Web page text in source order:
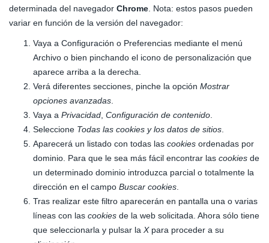
determinada del navegador Chrome . Nota: estos pasos pueden
variar en función de la versión del navegador:
Vaya a Configuración o Preferencias mediante el menú
Archivo o bien pinchando el icono de personalización que
aparece arriba a la derecha.
Verá diferentes secciones, pinche la opción Mostrar
opciones avanzadas
Vaya a Privacidad Configuración de contenido
Seleccione Todas las cookies y los datos de sitios
Aparecerá un listado con todas las cookies ordenadas por
dominio. Para que le sea más fácil encontrar las cookies de
un determinado dominio introduzca parcial o totalmente la
dirección en el campo Buscar cookies
Tras realizar este filtro aparecerán en pantalla una o varias
líneas con las cookies de la web solicitada. Ahora sólo tiene
que seleccionarla y pulsar la Xpara proceder a su